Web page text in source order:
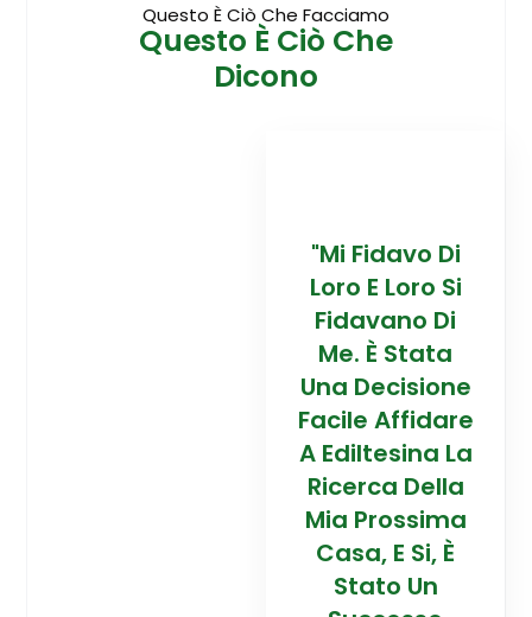
Questo È Ciò Che Facciamo
Questo È Ciò Che
Dicono
"Mi Fidavo Di
Loro E Loro Si
Fidavano Di
Me. È Stata
Una Decisione
Facile Affidare
A Ediltesina La
Ricerca Della
Mia Prossima
Casa, E Si, È
Stato Un